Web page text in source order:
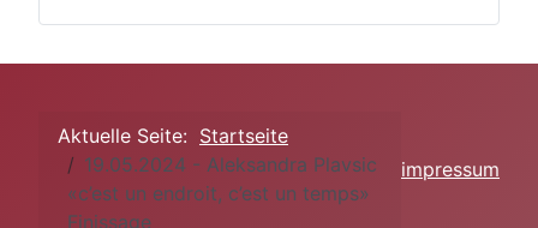
Aktuelle Seite: Startseite
19.05.2024 - Aleksandra Plavsic
«c’est un endroit, c’est un temps»
Finissage
impressum